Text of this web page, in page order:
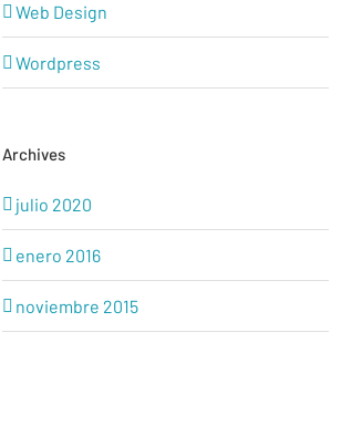
Web Design
Wordpress
Archives
julio 2020
enero 2016
noviembre 2015